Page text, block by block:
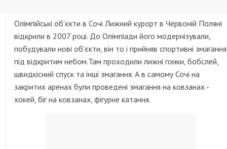
Олімпійські об'єкти в Сочі Лижний курорт в Червоній Поляні
відкрили в 2007 році. До Олімпіади його модернізували,
побудували нові об'єкти, він то і прийняв спортивні змагання
під відкритим небом.Там проходили лижні гонки, бобслей,
швидкісний спуск та інші змагання. А в самому Сочі на
закритих аренах були проведені змагання на ковзанах -
хокей, біг на ковзанах, фігурне катання.